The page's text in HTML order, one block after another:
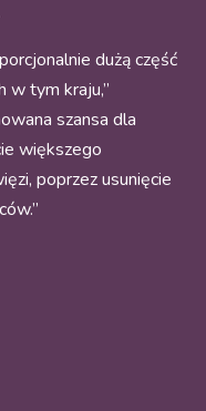
dużą część
w tym kraju,”
szansa dla
większego
poprzez usunięcie